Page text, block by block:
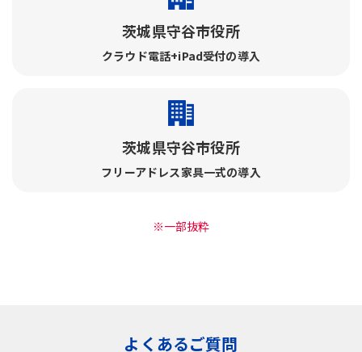
茨城県守谷市役所
クラウド電話+iPad受付の導入
茨城県守谷市役所
フリーアドレス家具一式の導入
※一部抜粋
よくあるご質問